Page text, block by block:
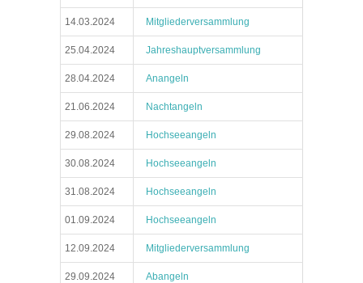
14.03.2024 Mitgliederversammlung
25.04.2024 Jahreshauptversammlung
28.04.2024 Anangeln
21.06.2024 Nachtangeln
29.08.2024 Hochseeangeln
30.08.2024 Hochseeangeln
31.08.2024 Hochseeangeln
01.09.2024 Hochseeangeln
12.09.2024 Mitgliederversammlung
29.09.2024 Abangeln